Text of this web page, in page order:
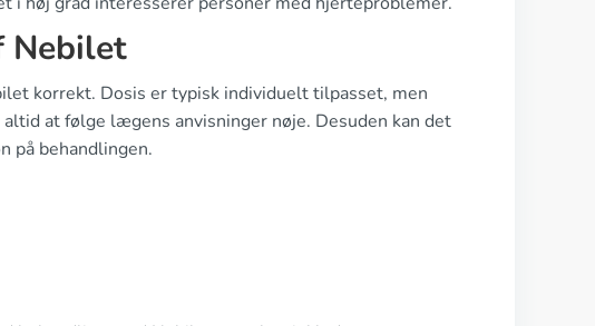
Nebilet
korrekt. Dosis er typisk individuelt tilpasset, men
at følge lægens anvisninger nøje. Desuden kan det
på behandlingen.